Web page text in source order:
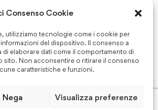
Consenso Cookie
utilizziamo tecnologie come i cookie per
del dispositivo. Il consenso a
elaborare dati come il comportamento di
sito. Non acconsentire o ritirare il consenso
caratteristiche e funzioni.
Nega Visualizza preferenze